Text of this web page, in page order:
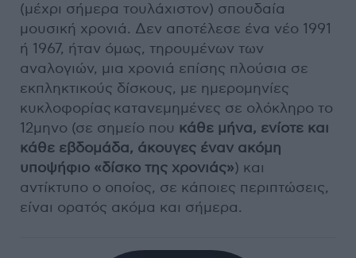
(μέχρι σήμερα τουλάχιστον) σπουδαία
μουσική χρονιά. Δεν αποτέλεσε ένα νέο 1991
ή 1967, ήταν όμως, τηρουμένων των
αναλογιών, μια χρονιά επίσης πλούσια σε
εκπληκτικούς δίσκους, με ημερομηνίες
κυκλοφορίας κατανεμημένες σε ολόκληρο το
12μηνο (σε σημείο που κάθε μήνα, ενίοτε και
κάθε εβδομάδα, άκουγες έναν ακόμη
υποψήφιο «δίσκο της χρονιάς») και
αντίκτυπο ο οποίος, σε κάποιες περιπτώσεις,
είναι ορατός ακόμα και σήμερα.